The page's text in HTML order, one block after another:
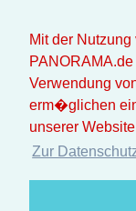
Mit der
Verwendung
erm�glichen
unserer
Zur